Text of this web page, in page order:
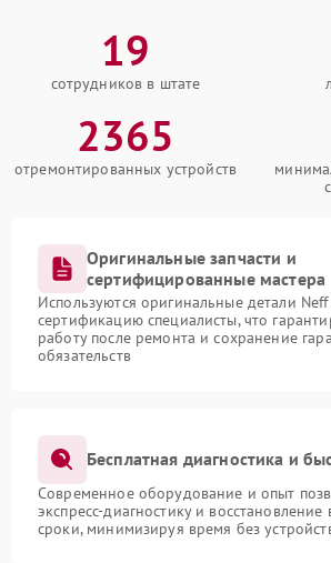
19
сотрудников в штате
2365
отремонтированных устройств
Оригинальные запчасти и
сертифицированные мастера
Используются оригинальные детали
сертификацию специалисты, что
работу после ремонта и сохранение
обязательств
Бесплатная диагностика и
Современное оборудование и опыт
экспресс-диагностику и
сроки, минимизируя время без